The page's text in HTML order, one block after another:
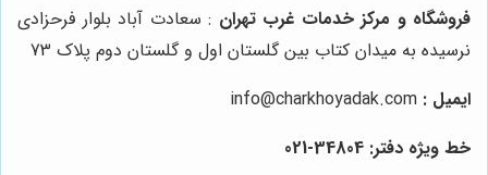
فروشگاه و مرکز خدمات غرب تهران : سعادت آباد بلوار فرحزادی
نرسیده به میدان کتاب بین گلستان اول و گلستان دوم پلاک 73
ایمیل :
خط ویژه دفتر: 34804-021